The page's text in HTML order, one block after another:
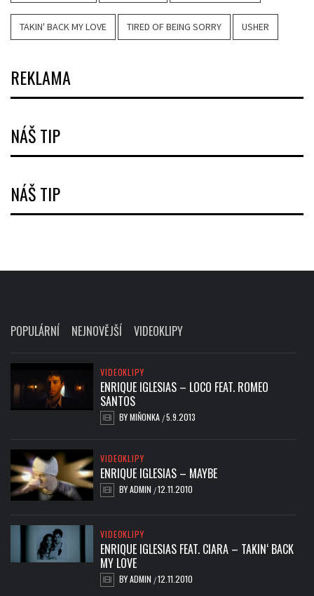
TAKIN' BACK MY LOVE TIRED OF BEING SORRY USHER
REKLAMA
NÁŠ TIP
NÁŠ TIP
POPULÁRNÍ NEJNOVĚJŠÍ VIDEOKLIPY
VIDEOKLIPY
ENRIQUE IGLESIAS – LOCO FEAT. ROMEO
SANTOS
BYMIŇONKA /5.9.2013
VIDEOKLIPY
ENRIQUE IGLESIAS – MAYBE
BYADMIN /12.11.2010
VIDEOKLIPY
ENRIQUE IGLESIAS FEAT. CIARA – TAKIN‘ BACK
MY LOVE
BYADMIN /12.11.2010